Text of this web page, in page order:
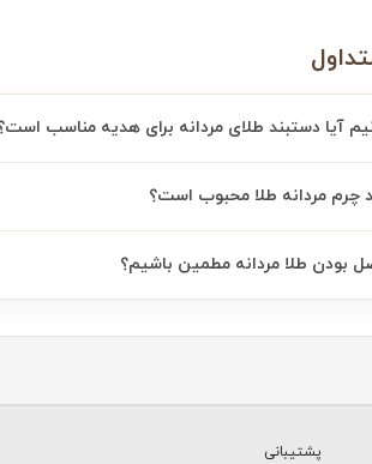
مردانه به دلیل استحکام بالا و جذابیت ترکیب چرم و
طلا کارتیر، دستبند مردانه طلا فرد و دستبند
افزایش می دهند.
که همگی به نوعی پلاک طلا مردانه خاص هستند، جلوه
از مردان ارزشمند است.
آیا دستبند طلای مردانه برای هدیه مناسب
چرم مردانه طلا محبوب است؟
بودن طلا مردانه مطمین باشیم؟
پشتیبانی